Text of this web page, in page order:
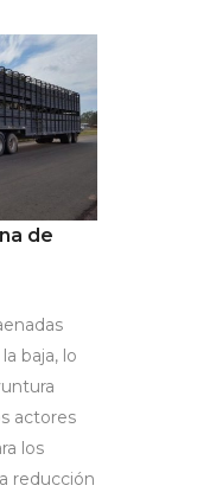
de
baja, lo
actores
los
reducción